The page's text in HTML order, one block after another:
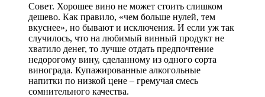
Совет. Хорошее вино не может стоить слишком
дешево. Как правило, «чем больше нулей, тем
вкуснее», но бывают и исключения. И если уж так
случилось, что на любимый винный продукт не
хватило денег, то лучше отдать предпочтение
недорогому вину, сделанному из одного сорта
винограда. Купажированные алкогольные
напитки по низкой цене – гремучая смесь
сомнительного качества.